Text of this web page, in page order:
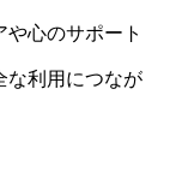
心のサポート
な利用につなが